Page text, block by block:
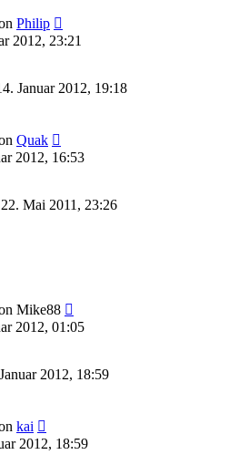
Philip
2012, 23:21
Januar 2012, 19:18
Quak
2012, 16:53
Mai 2011, 23:26
Mike88
2012, 01:05
2012, 18:59
kai
2012, 18:59